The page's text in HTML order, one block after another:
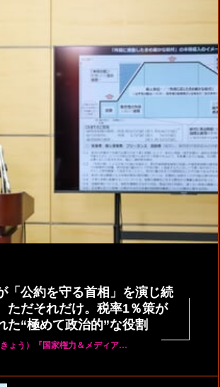
「公約を守る首相」を演じ続
ただそれだけ。税率1％策が
た“極めて政治的”な役割
ょう）『国家権力＆メディア…